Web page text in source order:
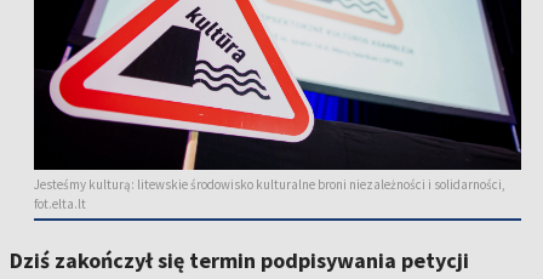
Jesteśmy kulturą: litewskie środowisko kulturalne broni niezależności i solidarności,
fot.elta.lt
Dziś zakończył się termin podpisywania petycji